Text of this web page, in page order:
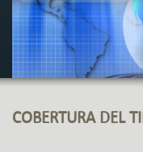
COBERTURA DEL